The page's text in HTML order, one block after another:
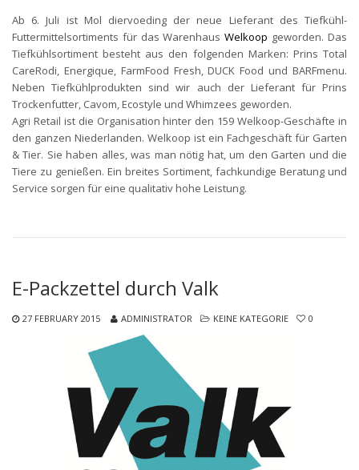
Ab 6. Juli ist Mol diervoeding der neue Lieferant des Tiefkühl-
Futtermittelsortiments für das WarenhausWelkoop geworden. Das
Tiefkühlsortiment besteht aus den folgenden Marken: Prins Total
CareRodi, Energique, FarmFood Fresh, DUCK Food und BARFmenu.
Neben Tiefkühlprodukten sind wir auch der Lieferant für Prins
Trockenfutter, Cavom, Ecostyle und Whimzees geworden.
Agri Retail ist die Organisation hinter den 159 Welkoop-Geschäfte in
den ganzen Niederlanden. Welkoop ist ein Fachgeschäft für Garten
& Tier. Sie haben alles, was man nötig hat, um den Garten und die
Tiere zu genießen. Ein breites Sortiment, fachkundige Beratung und
Service sorgen für eine qualitativ hohe Leistung.
E-Packzettel durch Valk
27 FEBRUARY 2015 ADMINISTRATOR KEINE KATEGORIE 0